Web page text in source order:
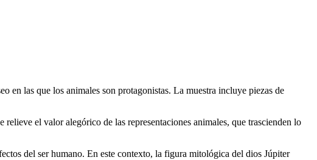
en las que los animales son protagonistas. La muestra incluye piezas de
el valor alegórico de las representaciones animales, que trascienden lo
del ser humano. En este contexto, la figura mitológica del dios Júpiter